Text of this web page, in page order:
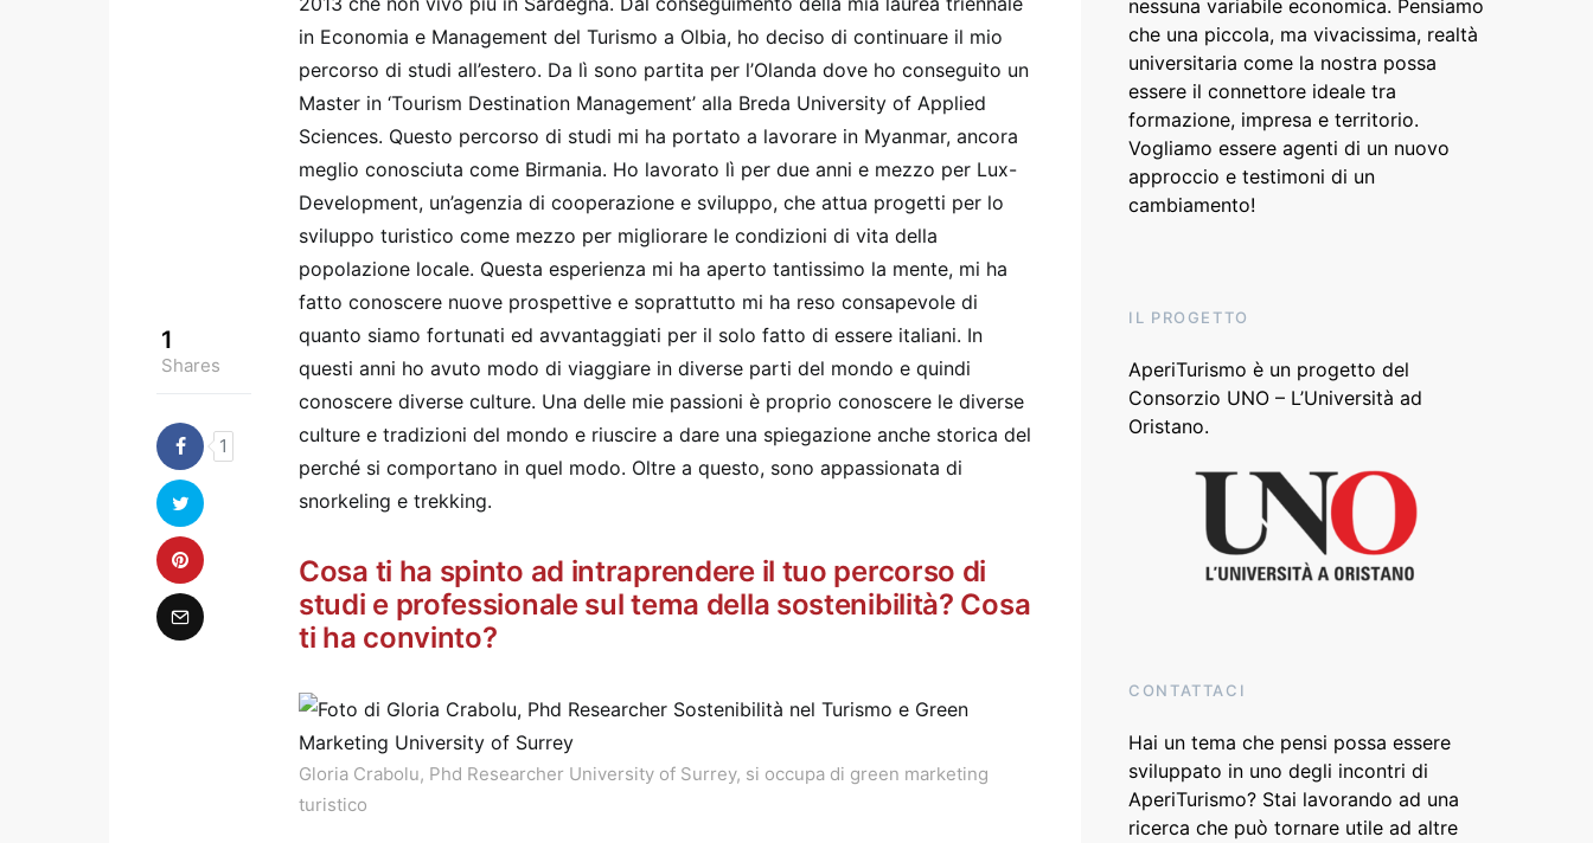
1
Shares
1
in Economia e Management del Turismo a Olbia, ho deciso di continuare il mio
percorso di studi all’estero. Da lì sono partita per l’Olanda dove ho conseguito un
Master in ‘Tourism Destination Management’ alla Breda University of Applied
Sciences. Questo percorso di studi mi ha portato a lavorare in Myanmar, ancora
meglio conosciuta come Birmania. Ho lavorato lì per due anni e mezzo per Lux-
Development, un’agenzia di cooperazione e sviluppo, che attua progetti per lo
sviluppo turistico come mezzo per migliorare le condizioni di vita della
popolazione locale. Questa esperienza mi ha aperto tantissimo la mente, mi ha
fatto conoscere nuove prospettive e soprattutto mi ha reso consapevole di
quanto siamo fortunati ed avvantaggiati per il solo fatto di essere italiani. In
questi anni ho avuto modo di viaggiare in diverse parti del mondo e quindi
conoscere diverse culture. Una delle mie passioni è proprio conoscere le diverse
culture e tradizioni del mondo e riuscire a dare una spiegazione anche storica del
perché si comportano in quel modo. Oltre a questo, sono appassionata di
snorkeling e trekking.
Cosa ti ha spinto ad intraprendere il tuo percorso di
studi e professionale sul tema della sostenibilità? Cosa
ti ha convinto?
Gloria Crabolu, Phd Researcher University of Surrey, si occupa di green marketing
turistico
nessuna variabile economica. Pensiamo
che una piccola, ma vivacissima, realtà
universitaria come la nostra possa
essere il connettore ideale tra
formazione, impresa e territorio.
Vogliamo essere agenti di un nuovo
approccio e testimoni di un
cambiamento!
IL PROGETTO
AperiTurismo è un progetto del
Consorzio UNO – L’Università ad
Oristano.
CONTATTACI
Hai un tema che pensi possa essere
sviluppato in uno degli incontri di
AperiTurismo? Stai lavorando ad una
ricerca che può tornare utile ad altre